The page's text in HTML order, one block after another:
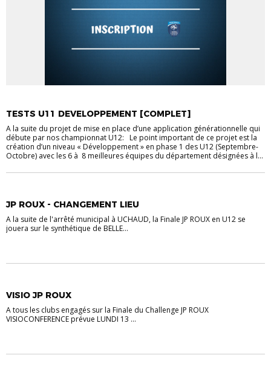
TESTS U11 DEVELOPPEMENT [COMPLET]
A la suite du projet de mise en place d’une application générationnelle qui
débute par nos championnat U12: Le point important de ce projet est la
création d’un niveau « Développement » en phase 1 des U12 (Septembre-
Octobre) avec les 6 à 8 meilleures équipes du département désignées à l...
JP ROUX - CHANGEMENT LIEU
A la suite de l'arrêté municipal à UCHAUD, la Finale JP ROUX en U12 se
jouera sur le synthétique de BELLE...
VISIO JP ROUX
A tous les clubs engagés sur la Finale du Challenge JP ROUX
VISIOCONFERENCE prévue LUNDI 13 ...